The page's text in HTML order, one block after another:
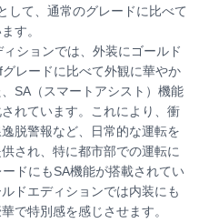
して、通常のグレードに比べて
す。
ションでは、外装にゴールド
レードに比べて外観に華やか
SA（スマートアシスト）機能
れています。これにより、衝
脱警報など、日常的な運転を
され、特に都市部での運転に
ドにもSA機能が搭載されてい
ドエディションでは内装にも
で特別感を感じさせます。